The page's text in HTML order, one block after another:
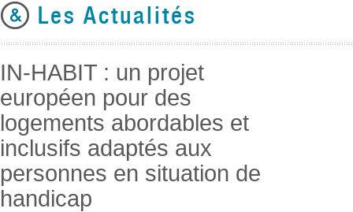
Les Actualités
IN-HABIT : un projet
européen pour des
logements abordables et
inclusifs adaptés aux
personnes en situation de
handicap